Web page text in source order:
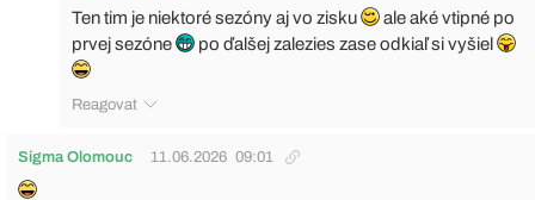
Ten tim je niektoré sezóny aj vo zisku
ale aké vtipné po
prvej sezóne
po ďalšej zalezies zase odkiaľ si vyšiel
Reagovat
Sigma Olomouc 11.06.2026 09:01